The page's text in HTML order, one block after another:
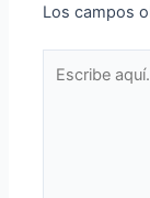
Los campos
aquí...